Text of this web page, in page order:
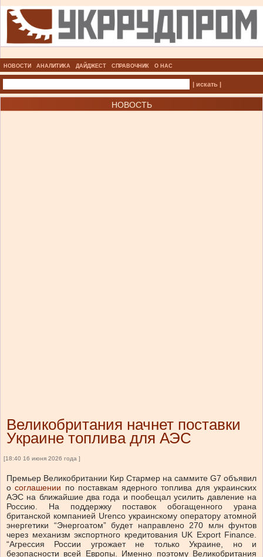
НОВОСТИ АНАЛИТИКА ДАЙДЖЕСТ СПРАВОЧНИК О НАС
| искать |
НОВОСТЬ
Великобритания начнет поставки
Украине топлива для АЭС
[18:40 16 июня 2026 года ]
Премьер Великобритании Кир Стармер на саммите G7 объявил
осоглашении по поставкам ядерного топлива для украинских
АЭС на ближайшие два года и пообещал усилить давление на
Россию. На поддержку поставок обогащенного урана
британской компанией Urenco украинскому оператору атомной
энергетики “Энергоатом” будет направлено 270 млн фунтов
через механизм экспортного кредитования UK Export Finance.
“Агрессия России угрожает не только Украине, но и
безопасности всей Европы. Именно поэтому Великобритания